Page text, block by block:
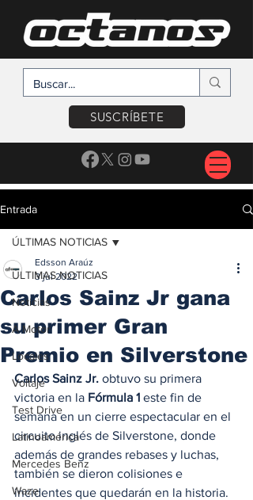
SUSCRÍBETE
Entrada
ÚLTIMAS NOTICIAS
Noticias
A Motor
Locales
Voltaje
Test Drive
Latinoamérica
Mercedes Benz
Waze
ÚLTIMAS NOTICIAS
Carlos Sainz Jr gana
su primer Gran
Premio en Silverstone
Edsson Araúz
3 jul 2022
Carlos Sainz Jr. obtuvo su primera
victoria en la Fórmula 1 este fin de
semana en un cierre espectacular en el
circuito inglés de Silverstone, donde
además de grandes rebases y luchas,
también se dieron colisiones e
incidentes que quedarán en la historia.